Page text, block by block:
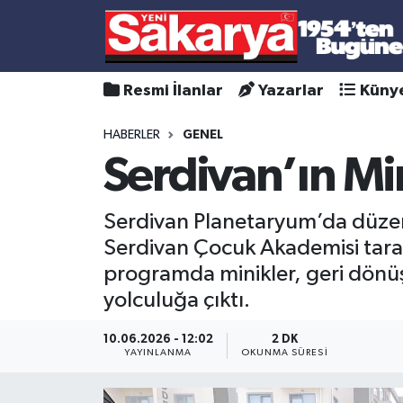
Resmi İlanlar Yazarlar
HABERLER GENEL
Serdivan’ın
Serdivan Planetaryum’da
Serdivan Çocuk Akademisi
programda minikler, geri
yolculuğa çıktı.
10.06.2026 - 12:02
YAYINLANMA
2 DK
OKUNMA SÜRESI